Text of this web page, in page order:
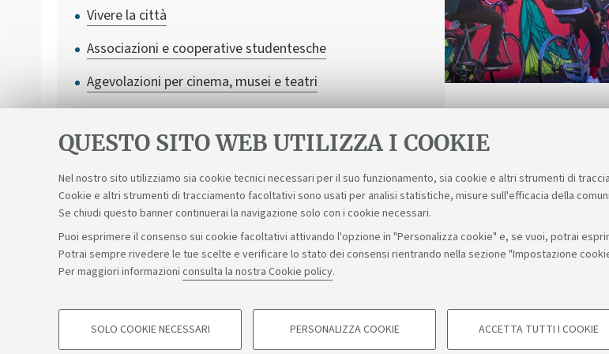
QUESTO SITO WEB UTILIZZA I COOKIE
Nel nostro sito utilizziamo sia cookie tecnici necessari per il suo funzionamento, sia cookie e altri strumenti di
Cookie e altri strumenti di tracciamento facoltativi sono usati per analisi statistiche, misure sull'efficacia della
Se chiudi questo banner continuerai la navigazione solo con i cookie necessari.
Puoi esprimere il consenso sui cookie facoltativi attivando l'opzione in "Personalizza cookie" e, se vuoi, potrai
Potrai sempre rivedere le tue scelte e verificare lo stato dei consensi rientrando nella sezione "Impostazione
Per maggiori informazioni consulta la nostra Cookie policy.
COOKIE DI PROFILAZIONE - FACOLTATIVI COOKIE
SOLO COOKIE NECESSARI PERSONALIZZA COOKIE ACCETTA TUTTI I COOKIE
Vivere la città
Associazioni e cooperative studentesche
Agevolazioni per cinema, musei e teatri
Sosteniamo il diritto alla conoscenza
©Copyright 2026 - ALMA MATER STUDIORUM - Università di Bologna - Via Zamboni, 33 - 40126 Bologna -
Privacy Note legali Informazioni sul sito e accessibilità Impostazioni cookie